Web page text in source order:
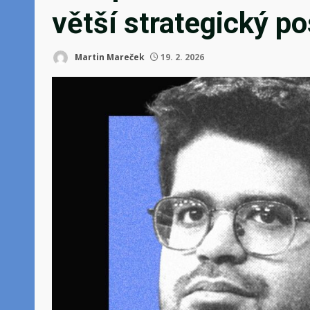
větší strategický
Martin Mareček 19. 2. 2026